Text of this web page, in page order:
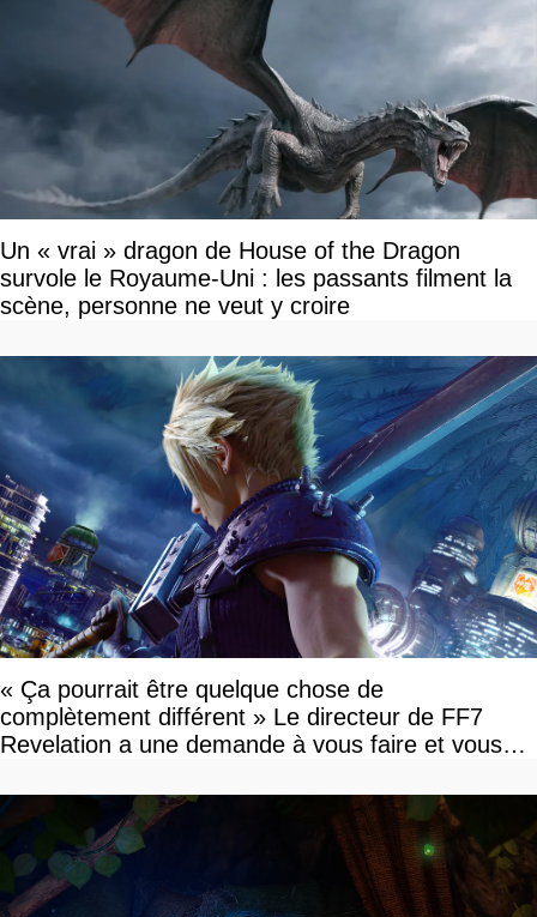
Un « vrai » dragon de House of the Dragon
survole le Royaume-Uni : les passants filment la
scène, personne ne veut y croire
« Ça pourrait être quelque chose de
complètement différent » Le directeur de FF7
Revelation a une demande à vous faire et vous